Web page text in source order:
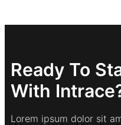
Ready To
With
Lorem ipsum dolor sit